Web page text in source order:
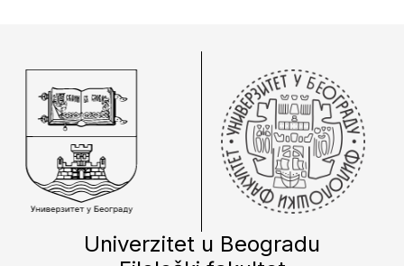
Univerzitet u Beogradu